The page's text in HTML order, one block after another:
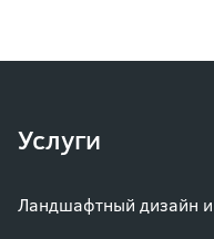
Услуги
Ландшафтный дизайн и